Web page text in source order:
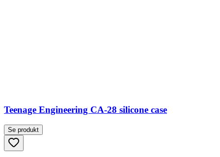
Teenage Engineering CA-28 silicone case
Se produkt